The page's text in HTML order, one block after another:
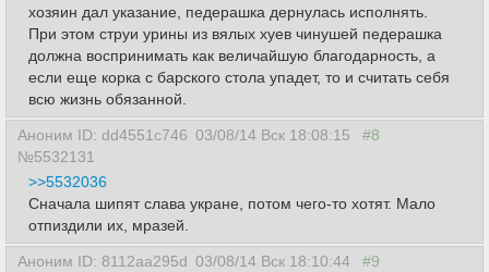
хозяин дал указание, педерашка дернулась исполнять.
При этом струи урины из вялых хуев чинушей педерашка
должна воспринимать как величайшую благодарность, а
если еще корка с барского стола упадет, то и считать себя
всю жизнь обязанной.
Аноним ID: dd4551c746 03/08/14 Вск 18:08:15
#8
№5532131
>>5532036
Сначала шипят слава укране, потом чего-то хотят. Мало
отпиздили их, мразей.
Аноним ID: 8112aa295d 03/08/14 Вск 18:10:44
#9